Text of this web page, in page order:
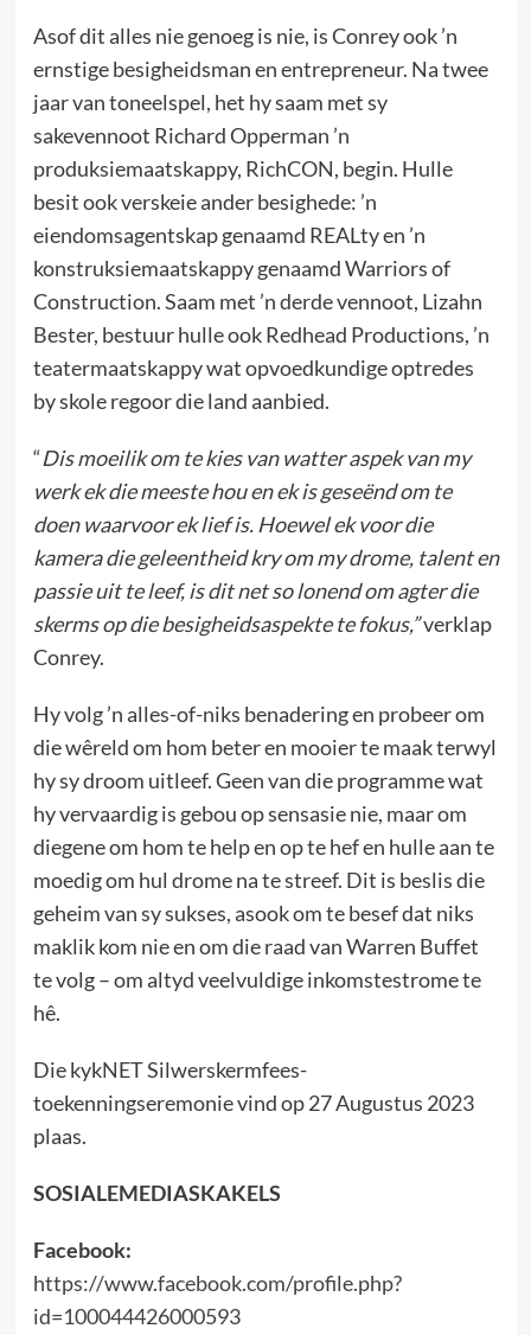
Asof dit alles nie genoeg is nie, is Conrey ook ’n
ernstige besigheidsman en entrepreneur. Na twee
jaar van toneelspel, het hy saam met sy
sakevennoot Richard Opperman ’n
produksiemaatskappy, RichCON, begin. Hulle
besit ook verskeie ander besighede: ’n
eiendomsagentskap genaamd REALty en ’n
konstruksiemaatskappy genaamd Warriors of
Construction. Saam met ’n derde vennoot, Lizahn
Bester, bestuur hulle ook Redhead Productions, ’n
teatermaatskappy wat opvoedkundige optredes
by skole regoor die land aanbied.
“Dis moeilik om te kies van watter aspek van my
werk ek die meeste hou en ek is geseënd om te
doen waarvoor ek lief is. Hoewel ek voor die
kamera die geleentheid kry om my drome, talent en
passie uit te leef, is dit net so lonend om agter die
skerms op die besigheidsaspekte te fokus,”verklap
Conrey.
Hy volg ’n alles-of-niks benadering en probeer om
die wêreld om hom beter en mooier te maak terwyl
hy sy droom uitleef. Geen van die programme wat
hy vervaardig is gebou op sensasie nie, maar om
diegene om hom te help en op te hef en hulle aan te
moedig om hul drome na te streef. Dit is beslis die
geheim van sy sukses, asook om te besef dat niks
maklik kom nie en om die raad van Warren Buffet
te volg – om altyd veelvuldige inkomstestrome te
hê.
Die kykNET Silwerskermfees-
toekenningseremonie vind op 27 Augustus 2023
plaas.
SOSIALEMEDIASKAKELS
Facebook:
https://www.facebook.com/profile.php?
id=100044426000593